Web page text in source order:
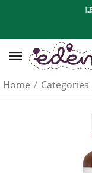
Home / Categories